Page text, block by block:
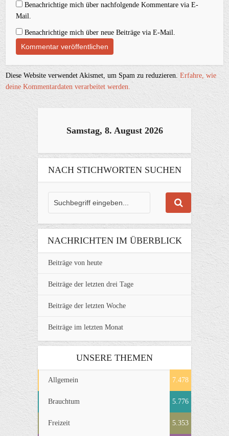
Benachrichtige mich über nachfolgende Kommentare via E-
Mail.
Benachrichtige mich über neue Beiträge via E-Mail.
Diese Website verwendet Akismet, um Spam zu reduzieren.Erfahre, wie
deine Kommentardaten verarbeitet werden.
Samstag, 8. August 2026
NACH STICHWORTEN SUCHEN
NACHRICHTEN IM ÜBERBLICK
Beiträge von heute
Beiträge der letzten drei Tage
Beiträge der letzten Woche
Beiträge im letzten Monat
UNSERE THEMEN
Allgemein 7.478
Brauchtum 5.776
Freizeit 5.353